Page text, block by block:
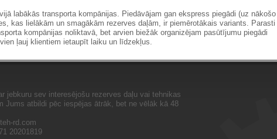
labākās transporta kompānijas. Piedāvājam gan ekspress piegādi (uz nākošo
kas lielākām un smagākām rezerves daļām, ir piemērotākais variants. Parasti
kompānijas noliktavā, bet arvien biežāk organizējam pasūtījumu piegādi
ļauj klientiem ietaupīt laiku un līdzekļus.
jebkuru sev interesējošu rezerves daļu vai tehnikas
Jums atbildi pēc iespējas ātrāk, bet ne vēlāk kā 48
rd.com
20201819